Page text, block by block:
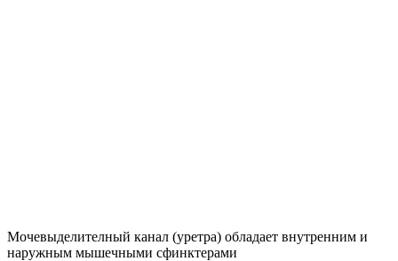
Мочевыделителный канал (уретра) обладает внутренним и
наружным мышечными сфинктерами